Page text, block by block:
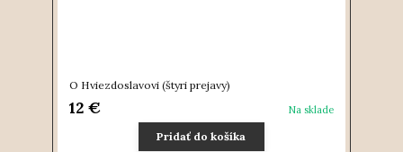
O Hviezdoslavovi (štyri prejavy)
12 € Na sklade
Pridať do košíka